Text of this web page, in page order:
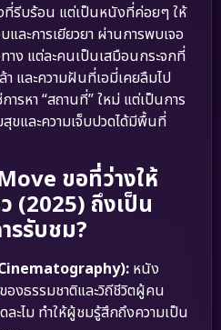
ที่รีบร้อน แต่เป็นหนังที่ค่อยๆ ให้
ละการเยียวยา ผ่านการพบเจอ
าง แต่ละคนเป็นเสมือนกระจกที่
และความฝันที่เอมี่เคยลืมไป
ารหา “สถานที่” ใหม่ แต่เป็นการ
สุขและความเจ็บปวดได้มีพื้นที่
ขอที่ว่างให้
(2025) ถึงเป็น
รรับชม?
หนัง
องธรรมชาติและวิถีชีวิตผู้คน
ละไม ทำให้ผู้ชมรู้สึกถึงความเป็น